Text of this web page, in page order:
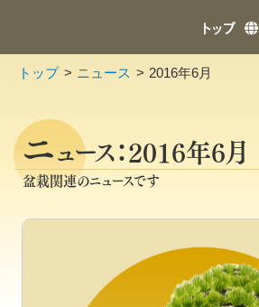
トップ
トップ ニュース 2016年6月
ニュース：2016年6月
盆栽関連のニュースです